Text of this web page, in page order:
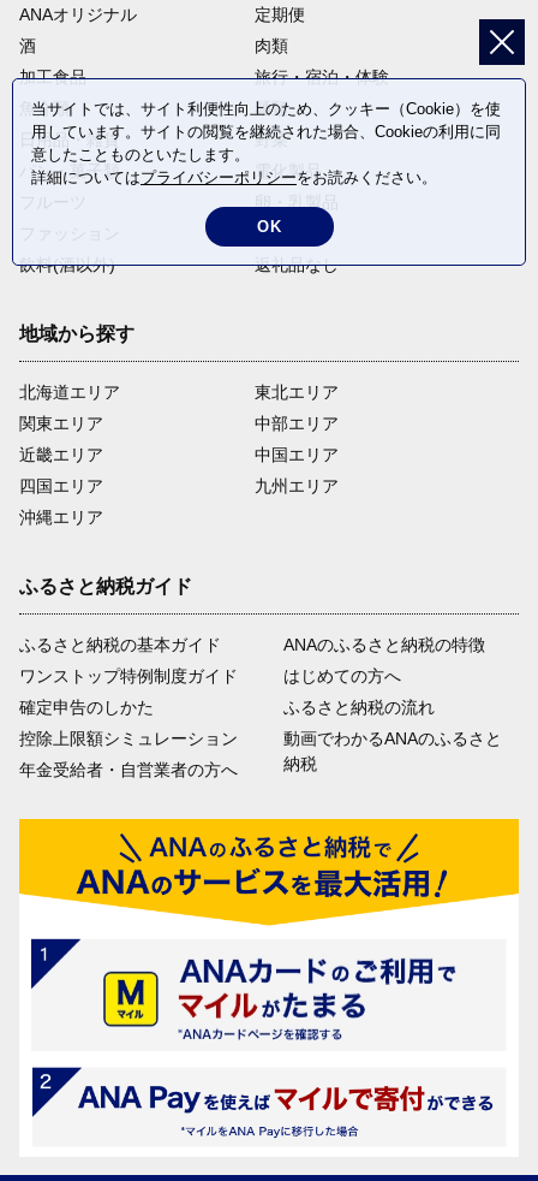
ANAオリジナル
定期便
酒
肉類
加工食品
旅行・宿泊・体験
魚介類
麺類
日用品・雑貨
野菜
パン・菓子類
電化製品
卵・乳製品
米・穀物
飲料(酒以外)
返礼品なし
地域から探す
北海道エリア
関東エリア
近畿エリア
四国エリア
沖縄エリア
東北エリア
中部エリア
中国エリア
九州エリア
ふるさと納税ガイド
ふるさと納税の基本ガイド
ワンストップ特例制度ガイド
確定申告のしかた
控除上限額シミュレーション
年金受給者・自営業者の方へ
ANAのふるさと納税の特徴
はじめての方へ
ふるさと納税の流れ
動画でわかるANAのふるさと
納税
当サイトでは、サイト利便性向上のため、クッキー（Cookie）を使
用しています。サイトの閲覧を継続された場合、Cookieの利用に同
意したことものといたします。
詳細についてはプライバシーポリシーをお読みください。
OK